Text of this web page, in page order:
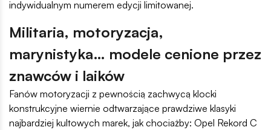
indywidualnym numerem edycji limitowanej.
Militaria, motoryzacja,
marynistyka… modele cenione przez
znawców i laików
Fanów motoryzacji z pewnością zachwycą klocki
konstrukcyjne wiernie odtwarzające prawdziwe klasyki
najbardziej kultowych marek, jak chociażby: Opel Rekord C